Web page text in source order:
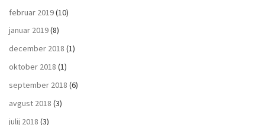
februar 2019(10)
januar 2019(8)
december 2018 (1)
oktober 2018 (1)
september 2018 (6)
avgust 2018 (3)
julij 2018 (3)